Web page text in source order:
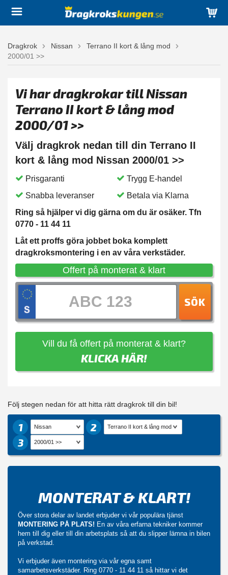
Dragkrok Nissan
Terrano II kort & lång mod
2000/01 >>
Vi har dragkrokar till Nissan
Terrano II kort & lång mod
2000/01 >>
Välj dragkrok nedan till din Terrano II
kort & lång mod Nissan 2000/01 >>
Prisgaranti
Trygg E-handel
Snabba leveranser
Betala via Klarna
Ring så hjälper vi dig gärna om du är osäker. Tfn
0770 - 11 44 11
Låt ett proffs göra jobbet boka komplett
dragkroksmontering i en av våra verkstäder.
Offert på monterat & klart
SÖK
Vill du få offert på monterat & klart?
KLICKA HÄR!
Följ stegen nedan för att hitta rätt dragkrok till din bil!
1
2
3
MONTERAT & KLART!
Över stora delar av landet erbjuder vi vår populära tjänst
MONTERING PÅ PLATS! En av våra erfarna tekniker kommer
hem till dig eller till din arbetsplats så att du slipper lämna in bilen
på verkstad.
Vi erbjuder även montering via vår egna samt
samarbetsverkstäder. Ring 0770 - 11 44 11 så hittar vi det